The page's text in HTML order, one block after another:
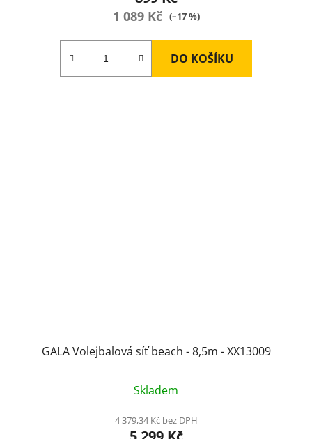
5,0
1 089 Kč (–17 %)
DO KOŠÍKU
GALA Volejbalová síť beach - 8,5m - XX13009
Skladem
4 379,34 Kč bez DPH